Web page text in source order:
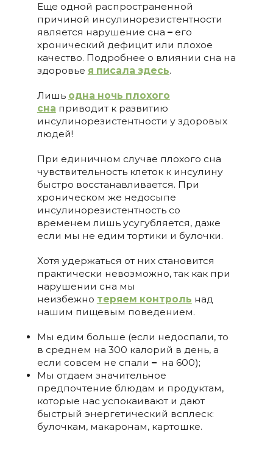
Еще одной распространенной
причиной инсулинорезистентности
является нарушение сна –его
хронический дефицит или плохое
качество. Подробнее о влиянии сна на
здоровье я писала здесь.
Лишь одна ночь плохого
сна приводит к развитию
инсулинорезистентности у здоровых
людей!
При единичном случае плохого сна
чувствительность клеток к инсулину
быстро восстанавливается. При
хроническом же недосыпе
инсулинорезистентность со
временем лишь усугубляется, даже
если мы не едим тортики и булочки.
Хотя удержаться от них становится
практически невозможно, так как при
нарушении сна мы
неизбежно теряем контроль над
нашим пищевым поведением.
Мы едим больше (если недоспали, то
в среднем на 300 калорий в день, а
если совсем не спали –на 600);
Мы отдаем значительное
предпочтение блюдам и продуктам,
которые нас успокаивают и дают
быстрый энергетический всплеск:
булочкам, макаронам, картошке.